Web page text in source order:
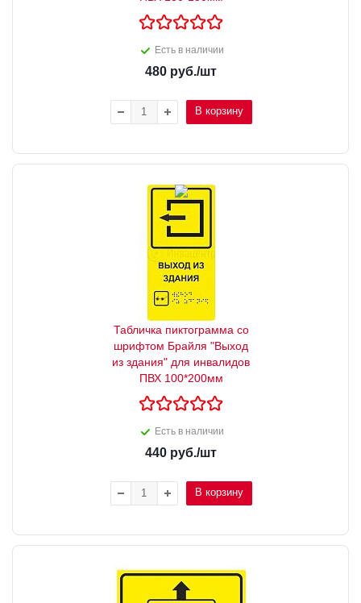
Есть в наличии
480 руб./шт
В корзину
Табличка пиктограмма со
шрифтом Брайля "Выход
из здания" для инвалидов
ПВХ 100*200мм
Есть в наличии
440 руб./шт
В корзину